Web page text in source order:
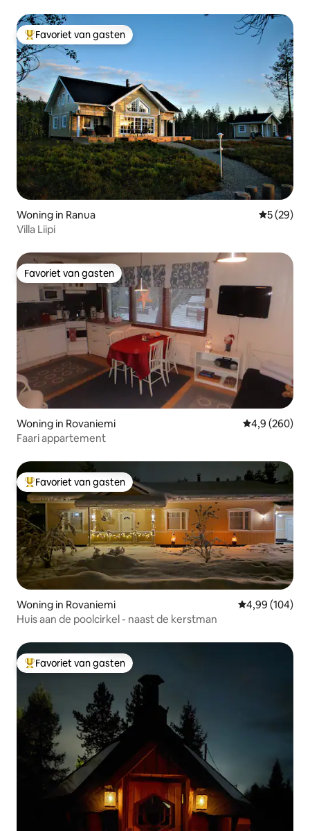
Topfavoriet van gasten
Favoriet van gasten
Woning in Ranua
5 (29)
Villa Liipi
Favoriet van gasten
Favoriet van gasten
Woning in Rovaniemi Gemiddelde
4,9 (260)
Faari appartement
Topfavoriet van gasten
Favoriet van gasten
Woning in Rovaniemi Gemiddelde
4,99 (104)
Huis aan de poolcirkel - naast de kerstman
Topfavoriet van gasten
Favoriet van gasten